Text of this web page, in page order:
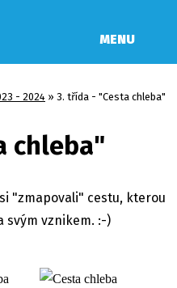
MENU
- 2024 » 3. třída - "Cesta chleba"
chleba"
"zmapovali" cestu, kterou
svým vznikem. :-)